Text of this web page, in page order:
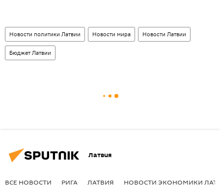
Новости политики Латвии Новости мира Новости Латвии
Бюджет Латвии
Латвия
ВСЕ НОВОСТИ РИГА ЛАТВИЯ НОВОСТИ ЭКОНОМИКИ